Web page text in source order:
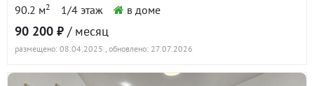
г. Березовский, ул. Александровский, 13
(городской округ Березовский) · 85.1 м²
90 дн.
90.2 м2 1/4 этаж в доме
90 200 ₽ / месяц
размещено: 08.04.2025 , обновлено: 27.07.2026